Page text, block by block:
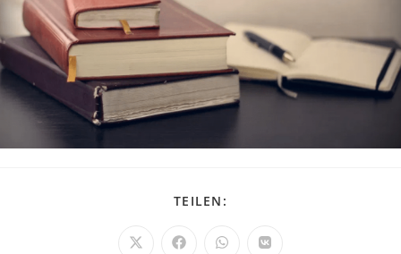
TEILEN:
Öffnet Öffnet Öffnet Öffnet